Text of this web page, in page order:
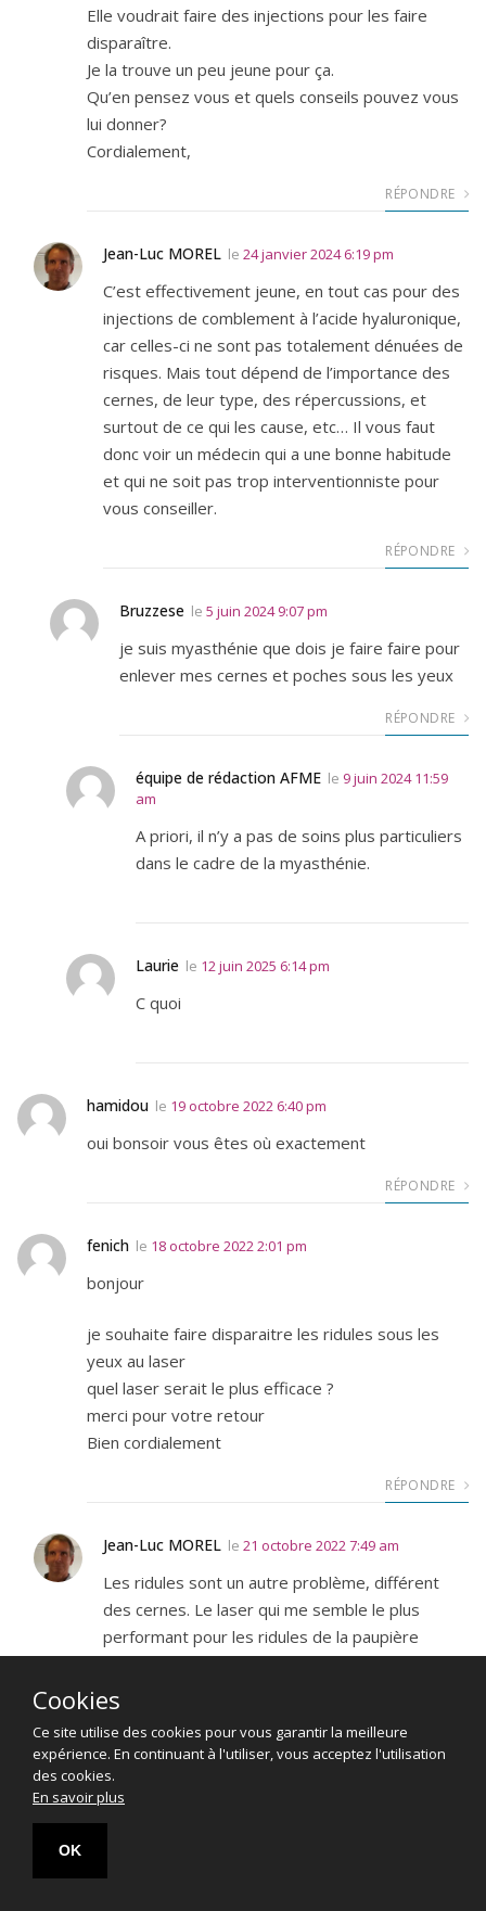
Poser une question
Elle voudrait faire des injections pour les faire
disparaître.
Je la trouve un peu jeune pour ça.
Qu’en pensez vous et quels conseils pouvez vous
lui donner?
Cordialement,
RÉPONDRE
Jean-Luc MOREL le 24 janvier 2024 6:19 pm
C’est effectivement jeune, en tout cas pour des
injections de comblement à l’acide hyaluronique,
car celles-ci ne sont pas totalement dénuées de
risques. Mais tout dépend de l’importance des
cernes, de leur type, des répercussions, et
surtout de ce qui les cause, etc… Il vous faut
donc voir un médecin qui a une bonne habitude
et qui ne soit pas trop interventionniste pour
vous conseiller.
RÉPONDRE
Bruzzese le 5 juin 2024 9:07 pm
je suis myasthénie que dois je faire faire pour
enlever mes cernes et poches sous les yeux
RÉPONDRE
équipe de rédaction AFME le 9 juin 2024 11:59
am
A priori, il n’y a pas de soins plus particuliers
dans le cadre de la myasthénie.
Laurie le 12 juin 2025 6:14 pm
C quoi
hamidou le 19 octobre 2022 6:40 pm
oui bonsoir vous êtes où exactement
RÉPONDRE
fenich le 18 octobre 2022 2:01 pm
bonjour
je souhaite faire disparaitre les ridules sous les
yeux au laser
quel laser serait le plus efficace ?
merci pour votre retour
Bien cordialement
RÉPONDRE
Jean-Luc MOREL le 21 octobre 2022 7:49 am
Les ridules sont un autre problème, différent
des cernes. Le laser qui me semble le plus
performant pour les ridules de la paupière
de peau trop important pour la paupière) est le
permet une abrasion douce de la surface
cutanée et des rides superficielles, suivie d’une
régénération de peau neuve.
phénol
Cookies
Ce site utilise des cookies pour vous garantir la meilleure
expérience. En continuant à l'utiliser, vous acceptez l'utilisation
des cookies.
En savoir plus
OK